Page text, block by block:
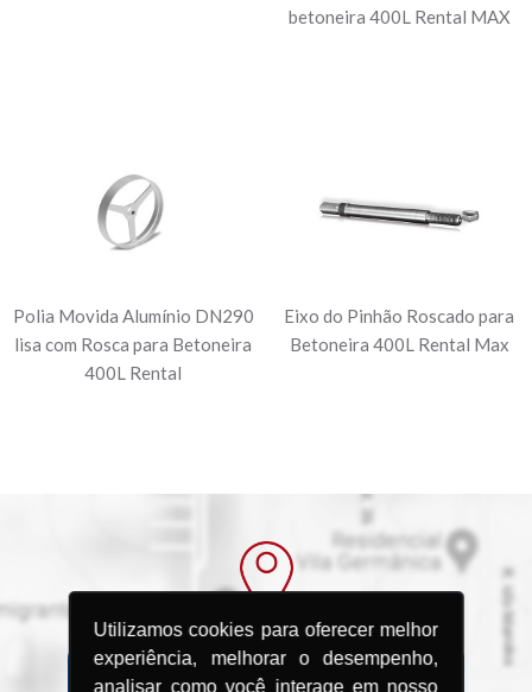
Utilizamos cookies para oferecer melhor
experiência, melhorar o desempenho,
analisar como você interage em nosso
betoneira 400L Rental MAX
Polia Movida Alumínio DN290
lisa com Rosca para Betoneira
400L Rental
Eixo do Pinhão Roscado para
Betoneira 400L Rental Max